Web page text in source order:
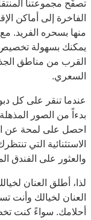
تصفّح مجموعتنا
الفاخرة إلى أماكن
منها بسحره الفريد.
يمكنك بسهولة تخصيص
القرب من مناطق
السعري.
عندما تنقر على كل
بدءاً من الصور
احصل على لمحة عن
الاستثنائية التي
والعثور على الفندق
لذا، أطلق العنان
العنان لخيالك وأنت
أحلامك. سواءً كنت